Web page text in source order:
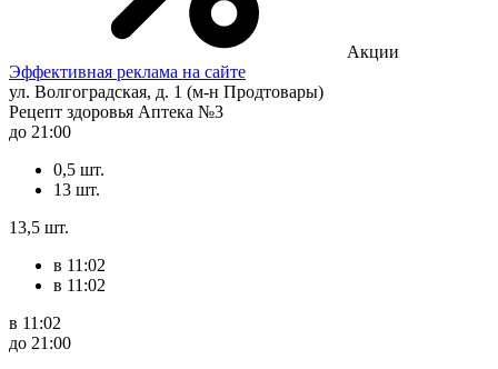
Акции
Эффективная реклама на сайте
ул. Волгоградская, д. 1 (м-н Продтовары)
Рецепт здоровья Аптека №3
до 21:00
0,5 шт.
13 шт.
13,5 шт.
в 11:02
в 11:02
в 11:02
до 21:00